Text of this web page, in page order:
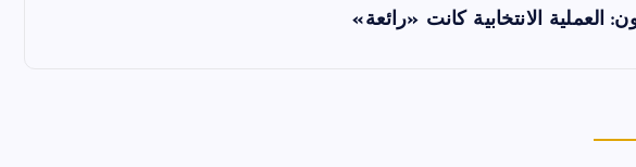
الانتخابية كانت «رائعة»